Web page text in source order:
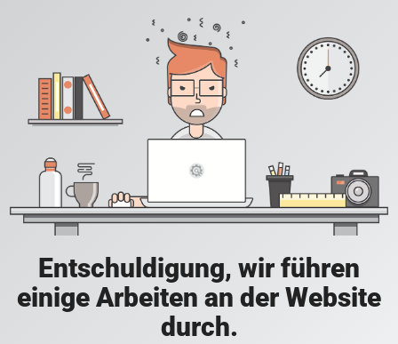
Entschuldigung, wir führen
einige Arbeiten an der Website
durch.